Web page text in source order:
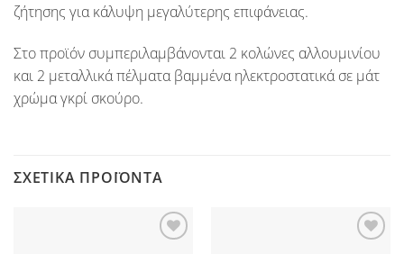
ζήτησης για κάλυψη μεγαλύτερης επιφάνειας.
Στο προϊόν συμπεριλαμβάνονται 2 κολώνες αλλουμινίου
και 2 μεταλλικά πέλματα βαμμένα ηλεκτροστατικά σε μάτ
χρώμα γκρί σκούρο.
ΣΧΕΤΙΚΆ ΠΡΟΪΌΝΤΑ